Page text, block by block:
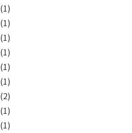
(1)
(1)
(1)
(1)
(1)
(1)
(2)
(1)
(1)